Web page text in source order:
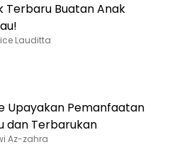
Terbaru Buatan Anak
Lauditta
Upayakan Pemanfaatan
dan Terbarukan
Az-zahra